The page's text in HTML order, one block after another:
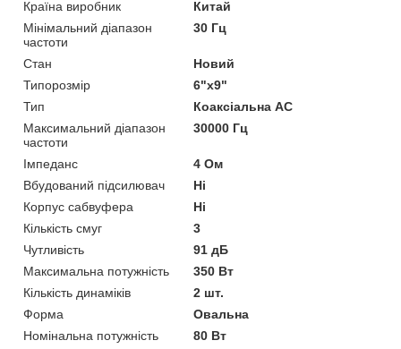
Країна виробник
Китай
Мінімальний діапазон
частоти
30 Гц
Стан
Новий
Типорозмір
6"х9"
Тип
Коаксіальна АС
Максимальний діапазон
частоти
30000 Гц
Імпеданс
4 Ом
Вбудований підсилювач
Ні
Корпус сабвуфера
Ні
Кількість смуг
3
Чутливість
91 дБ
Максимальна потужність
350 Вт
Кількість динаміків
2 шт.
Форма
Овальна
Номінальна потужність
80 Вт